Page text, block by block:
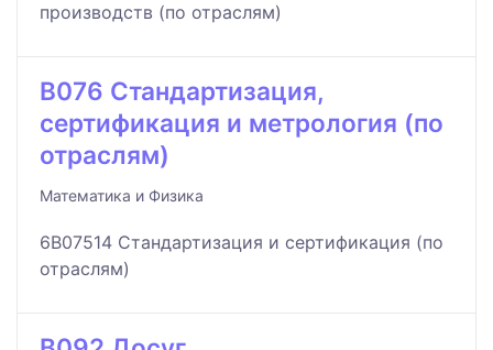
производств (по отраслям)
B076 Стандартизация,
сертификация и метрология (по
отраслям)
Математика и Физика
6B07514 Стандартизация и сертификация (по
отраслям)